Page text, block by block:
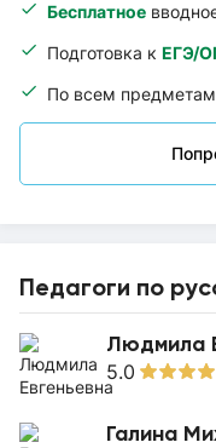
Бесплатное
Подготовка к ЕГЭ/
По всем предметам
Педагоги по
Людмила
5.0
Галина